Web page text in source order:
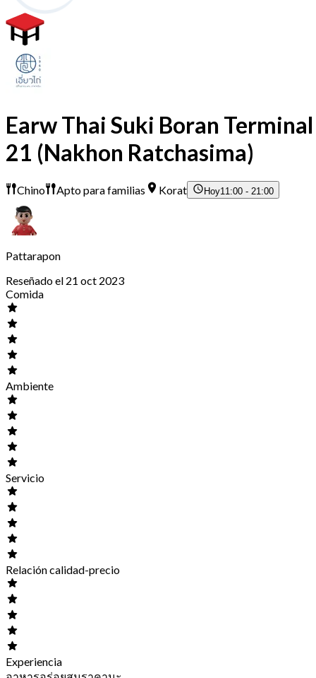
Earw Thai Suki Boran Terminal
21 (Nakhon Ratchasima)
Chino Apto para familias Korat Hoy11:00 - 21:00
Pattarapon
Reseñado el 21 oct 2023
Comida
Ambiente
Servicio
Relación calidad-precio
Experiencia